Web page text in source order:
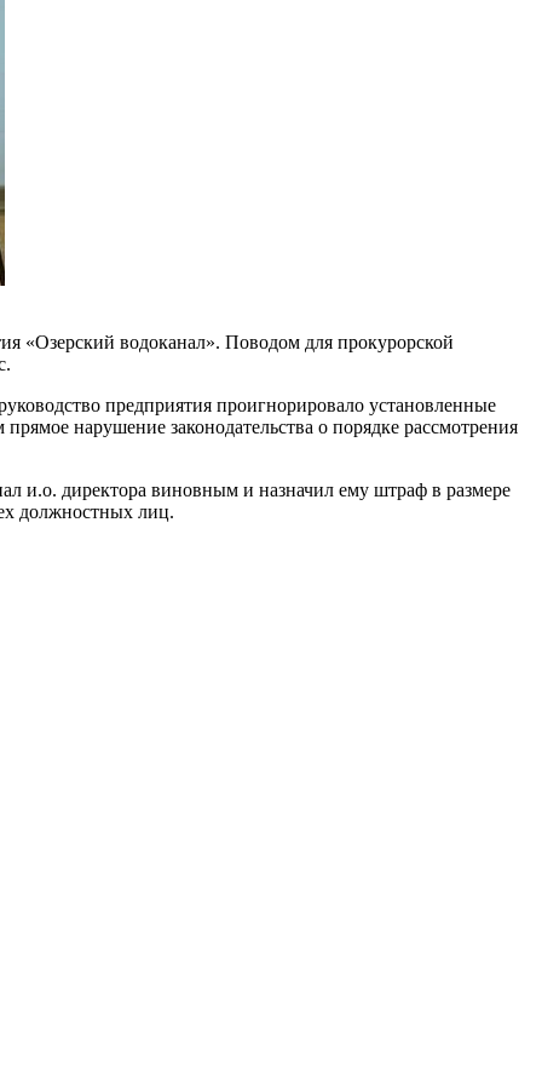
«Озерский водоканал». Поводом для прокурорской
предприятия проигнорировало установленные
нарушение законодательства о порядке рассмотрения
и.о. директора виновным и назначил ему штраф в размере
должностных лиц.